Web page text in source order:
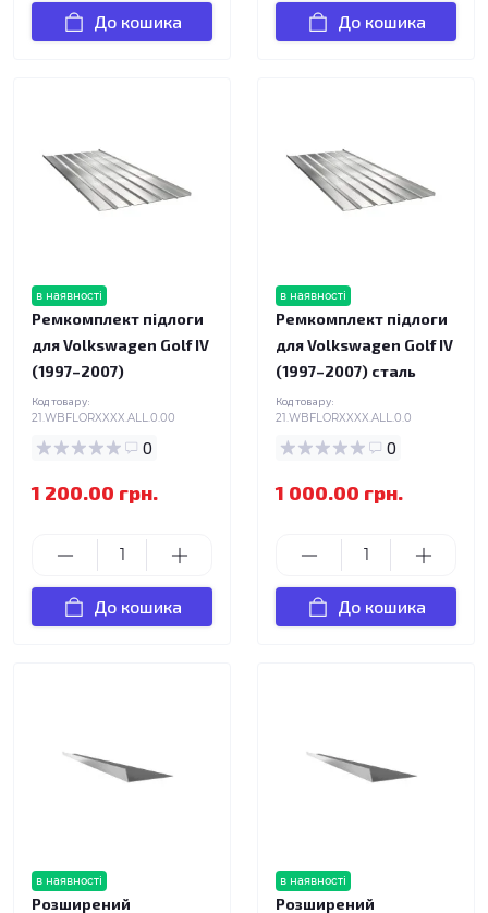
До кошика До кошика
в наявності
Ремкомплект підлоги
для Volkswagen Golf IV
(1997–2007)
Код товару:
21.WBFLORXXXX.ALL.0.00
0
1 200.00 грн.
До кошика
в наявності
Ремкомплект підлоги
для Volkswagen Golf IV
(1997–2007) сталь
Код товару:
21.WBFLORXXXX.ALL.0.0
0
1 000.00 грн.
До кошика
в наявності
Розширений
в наявності
Розширений